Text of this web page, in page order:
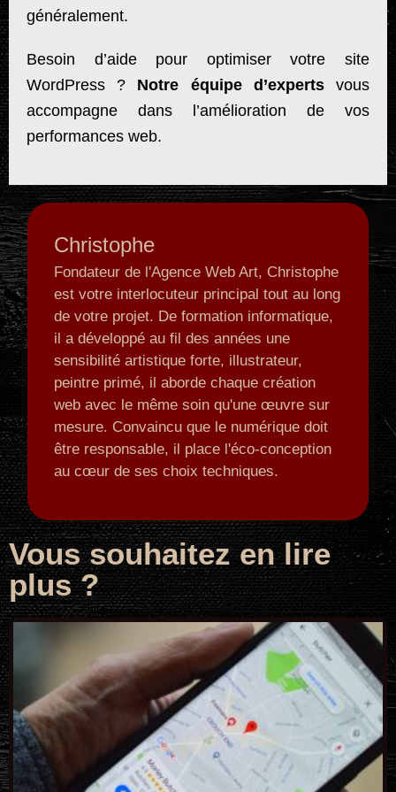
généralement.
Besoin d’aide pour optimiser votre site
WordPress ? Notre équipe d’expertsvous
accompagne dans l’amélioration de vos
performances web.
Christophe
Fondateur de l'Agence Web Art, Christophe
est votre interlocuteur principal tout au long
de votre projet. De formation informatique,
il a développé au fil des années une
sensibilité artistique forte, illustrateur,
peintre primé, il aborde chaque création
web avec le même soin qu'une œuvre sur
mesure. Convaincu que le numérique doit
être responsable, il place l'éco-conception
au cœur de ses choix techniques.
Vous souhaitez en lire
plus ?